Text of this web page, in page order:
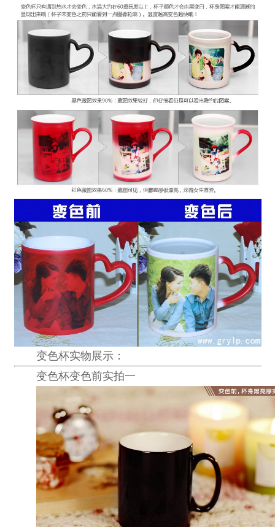
变色杯实物展示：
变色杯变色前实拍一